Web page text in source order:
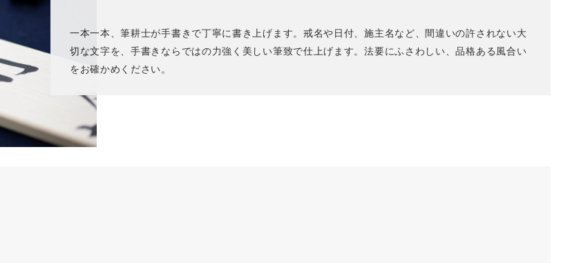
一本一本、筆耕士が手書きで丁寧に書き上げます。戒名や日付、施主名など、間違いの許されない大
切な文字を、手書きならではの力強く美しい筆致で仕上げます。法要にふさわしい、品格ある風合い
をお確かめください。